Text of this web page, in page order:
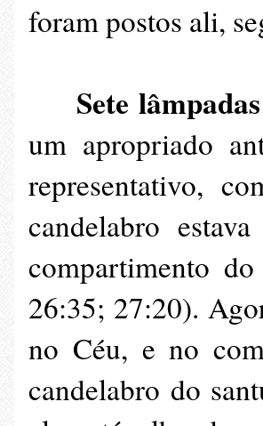
foram postos ali,
Sete
um apropriado
representativo,
candelabro
compartimento
26:35; 27:20).
no Céu, e no
candelabro do